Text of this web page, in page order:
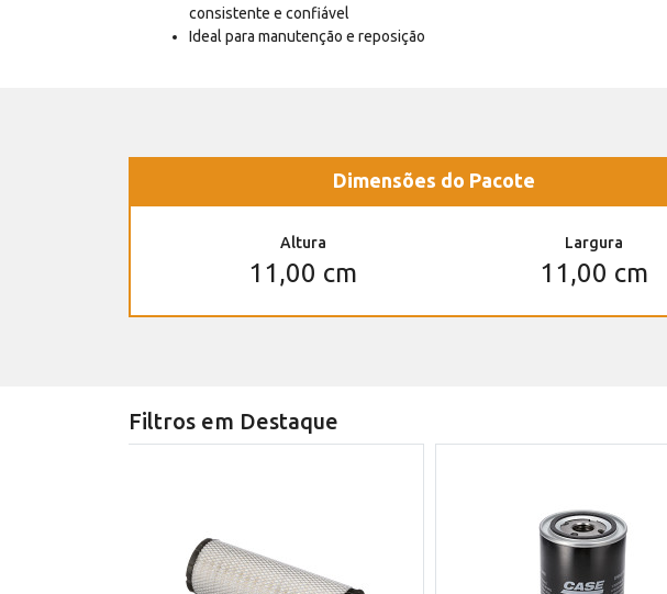
consistente e confiável
Ideal para manutenção e reposição
Dimensões do Pacote
Altura
11,00 cm
Largura
11,00 cm
Filtros em Destaque